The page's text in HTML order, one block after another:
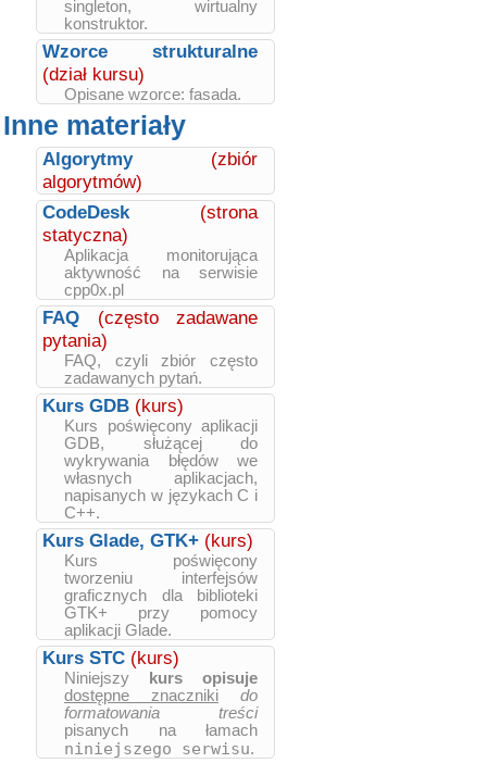
singleton, wirtualny
konstruktor.
Wzorce strukturalne
(dział kursu)
Opisane wzorce: fasada.
Inne materiały
Algorytmy
(zbiór
algorytmów)
CodeDesk
(strona
statyczna)
Aplikacja monitorująca
aktywność na serwisie
cpp0x.pl
FAQ
(często zadawane
pytania)
FAQ, czyli zbiór często
zadawanych pytań.
Kurs GDB (kurs)
Kurs poświęcony aplikacji
GDB, służącej do
wykrywania błędów we
własnych aplikacjach,
napisanych w językach C i
C++.
Kurs Glade, GTK+ (kurs)
Kurs poświęcony
tworzeniu interfejsów
graficznych dla biblioteki
GTK+ przy pomocy
aplikacji Glade.
Kurs STC (kurs)
Niniejszy
kurs opisuje
dostępne znaczniki
do
formatowania treści
pisanych na łamach
niniejszego serwisu.